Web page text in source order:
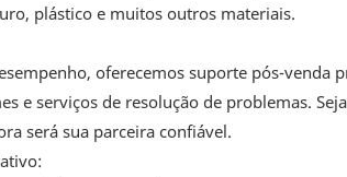
plástico e muitos outros materiais.
oferecemos suporte pós-
e serviços de resolução de problemas.
será sua parceira confiável.